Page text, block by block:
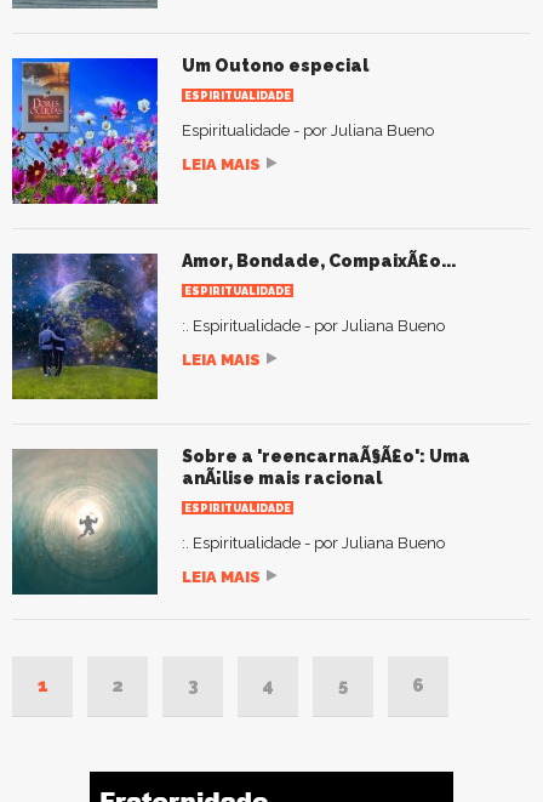
Um Outono especial
ESPIRITUALIDADE
Espiritualidade - por Juliana Bueno
LEIA MAIS
Amor, Bondade, CompaixÃ£o...
ESPIRITUALIDADE
:. Espiritualidade - por Juliana Bueno
LEIA MAIS
Sobre a 'reencarnaÃ§Ã£o': Uma
anÃ¡lise mais racional
ESPIRITUALIDADE
:. Espiritualidade - por Juliana Bueno
LEIA MAIS
1 2 3 4 5 6